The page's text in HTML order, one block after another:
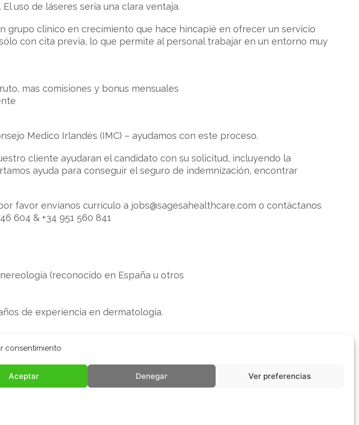
consentimiento
Aceptar Denegar Ver preferencias
uso de láseres sería una clara ventaja.
grupo clínico en crecimiento que hace hincapié en ofrecer un servicio
con cita previa, lo que permite al personal trabajar en un entorno muy
mas comisiones y bonus mensuales
Medico Irlandés (IMC) – ayudamos con este proceso.
cliente ayudaran el candidato con su solicitud, incluyendo la
ayuda para conseguir el seguro de indemnización, encontrar
favor envíanos currículo a jobs@sagesahealthcare.com o contáctanos
604 & +34 951 560 841
(reconocido en España u otros
de experiencia en dermatología.